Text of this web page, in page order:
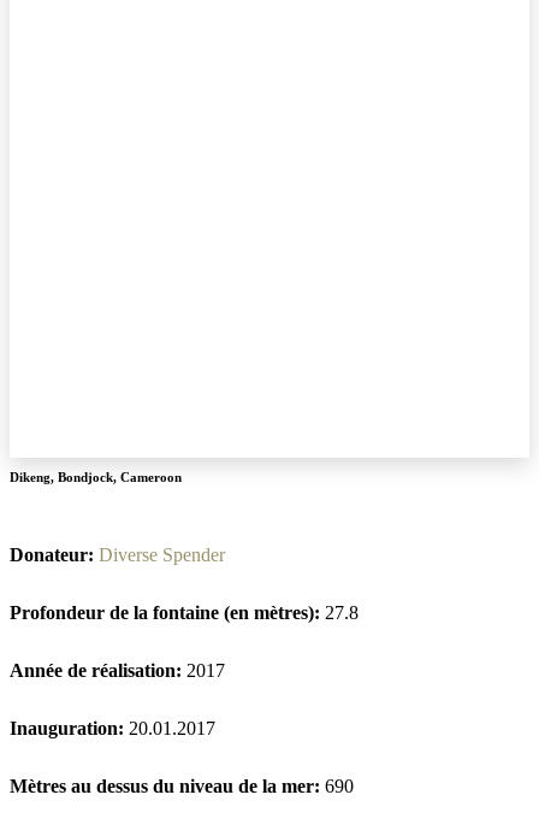
Dikeng, Bondjock, Cameroon
Donateur: Diverse Spender
Profondeur de la fontaine (en mètres): 27.8
Année de réalisation: 2017
Inauguration: 20.01.2017
Mètres au dessus du niveau de la mer: 690